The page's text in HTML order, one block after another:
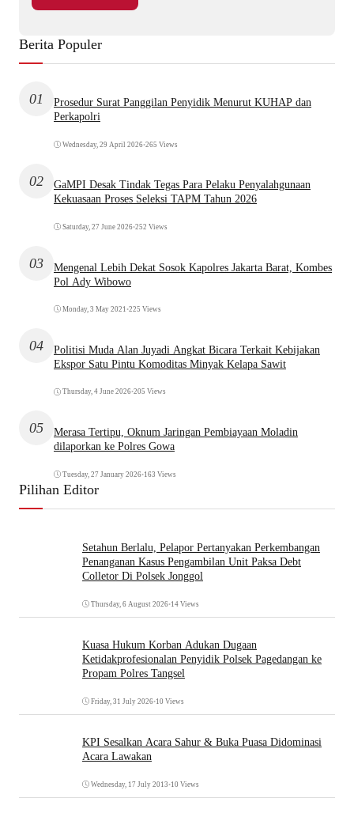
Berita Populer
01
Prosedur Surat Panggilan Penyidik Menurut KUHAP dan
Perkapolri
Wednesday, 29 April 2026•265 Views
02
GaMPI Desak Tindak Tegas Para Pelaku Penyalahgunaan
Kekuasaan Proses Seleksi TAPM Tahun 2026
Saturday, 27 June 2026•252 Views
03
Mengenal Lebih Dekat Sosok Kapolres Jakarta Barat, Kombes
Pol Ady Wibowo
Monday, 3 May 2021 •225 Views
04
Politisi Muda Alan Juyadi Angkat Bicara Terkait Kebijakan
Ekspor Satu Pintu Komoditas Minyak Kelapa Sawit
Thursday, 4 June 2026•205 Views
05
Merasa Tertipu, Oknum Jaringan Pembiayaan Moladin
dilaporkan ke Polres Gowa
Tuesday, 27 January 2026•163 Views
Pilihan Editor
Setahun Berlalu, Pelapor Pertanyakan Perkembangan
Penanganan Kasus Pengambilan Unit Paksa Debt
Colletor Di Polsek Jonggol
Thursday, 6 August 2026•14 Views
Kuasa Hukum Korban Adukan Dugaan
Ketidakprofesionalan Penyidik Polsek Pagedangan ke
Propam Polres Tangsel
Friday, 31 July 2026•10 Views
KPI Sesalkan Acara Sahur & Buka Puasa Didominasi
Acara Lawakan
Wednesday, 17 July 2013 •10 Views